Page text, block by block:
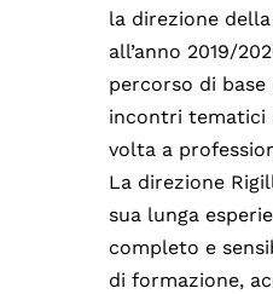
la direzione
all’anno 2019/
percorso di base
incontri tematici
volta a
La direzione
sua lunga
completo e
di formazione,